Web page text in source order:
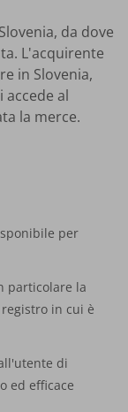
da dove
L'acquirente
in Slovenia,
accede al
la merce.
per
particolare la
in cui è
di
ed efficace